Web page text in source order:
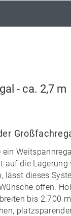
- ca. 2,7 m
ein
auf die Lagerung
lässt dieses
offen.
bis 2.700